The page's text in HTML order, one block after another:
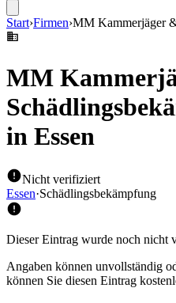
Start›Firmen›MM Kammerjäger
MM
in Essen
Nicht verifiziert
Essen·Schädlingsbekämpfung
Dieser Eintrag wurde noch nicht
Angaben können unvollständig
können Sie diesen Eintrag